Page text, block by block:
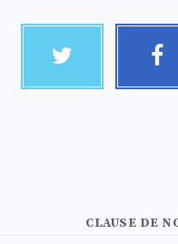
CLAUSE DE